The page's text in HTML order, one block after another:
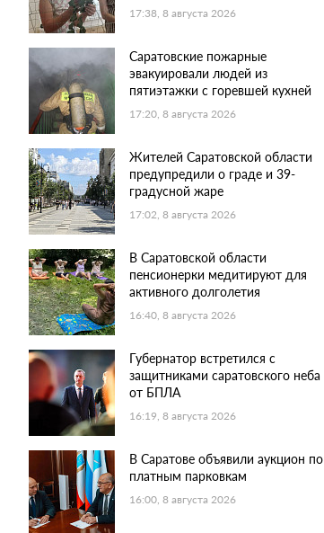
17:38, 8 августа 2026
Саратовские пожарные
эвакуировали людей из
пятиэтажки с горевшей кухней
17:20, 8 августа 2026
Жителей Саратовской области
предупредили о граде и 39-
градусной жаре
17:02, 8 августа 2026
В Саратовской области
пенсионерки медитируют для
активного долголетия
16:40, 8 августа 2026
Губернатор встретился с
защитниками саратовского неба
от БПЛА
16:19, 8 августа 2026
В Саратове объявили аукцион по
платным парковкам
16:00, 8 августа 2026